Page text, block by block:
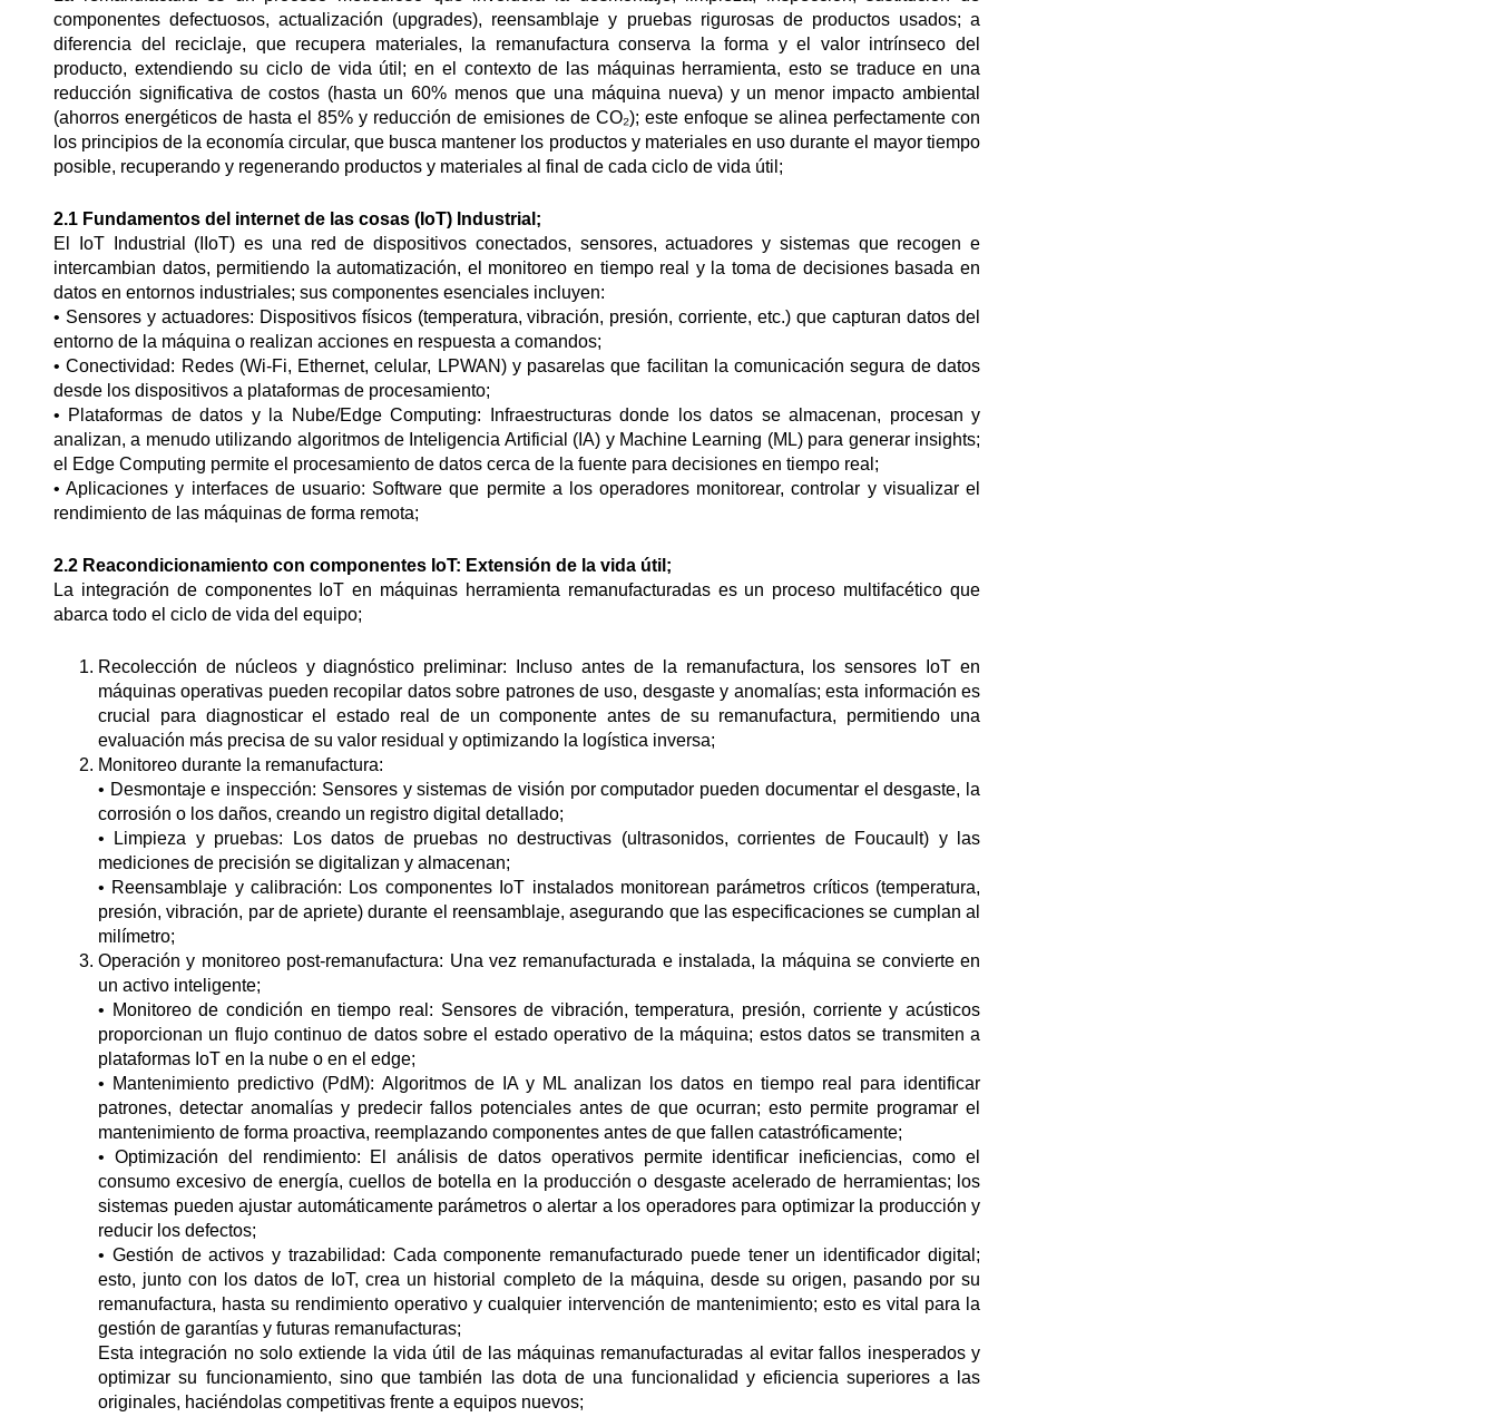
componentes defectuosos, actualización (upgrades), reensamblaje y pruebas rigurosas de productos usados; a
diferencia del reciclaje, que recupera materiales, la remanufactura conserva la forma y el valor intrínseco del
producto, extendiendo su ciclo de vida útil; en el contexto de las máquinas herramienta, esto se traduce en una
reducción significativa de costos (hasta un 60% menos que una máquina nueva) y un menor impacto ambiental
(ahorros energéticos de hasta el 85% y reducción de emisiones de CO₂); este enfoque se alinea perfectamente con
los principios de la economía circular, que busca mantener los productos y materiales en uso durante el mayor tiempo
posible, recuperando y regenerando productos y materiales al final de cada ciclo de vida útil;
2.1 Fundamentos del internet de las cosas (IoT) Industrial;
El IoT Industrial (IIoT) es una red de dispositivos conectados, sensores, actuadores y sistemas que recogen e
intercambian datos, permitiendo la automatización, el monitoreo en tiempo real y la toma de decisiones basada en
datos en entornos industriales; sus componentes esenciales incluyen:
• Sensores y actuadores: Dispositivos físicos (temperatura, vibración, presión, corriente, etc.) que capturan datos del
entorno de la máquina o realizan acciones en respuesta a comandos;
• Conectividad: Redes (Wi-Fi, Ethernet, celular, LPWAN) y pasarelas que facilitan la comunicación segura de datos
desde los dispositivos a plataformas de procesamiento;
• Plataformas de datos y la Nube/Edge Computing: Infraestructuras donde los datos se almacenan, procesan y
analizan, a menudo utilizando algoritmos de Inteligencia Artificial (IA) y Machine Learning (ML) para generar insights;
el Edge Computing permite el procesamiento de datos cerca de la fuente para decisiones en tiempo real;
• Aplicaciones y interfaces de usuario: Software que permite a los operadores monitorear, controlar y visualizar el
rendimiento de las máquinas de forma remota;
2.2 Reacondicionamiento con componentes IoT: Extensión de la vida útil;
La integración de componentes IoT en máquinas herramienta remanufacturadas es un proceso multifacético que
abarca todo el ciclo de vida del equipo;
Recolección de núcleos y diagnóstico preliminar: Incluso antes de la remanufactura, los sensores IoT en
máquinas operativas pueden recopilar datos sobre patrones de uso, desgaste y anomalías; esta información es
crucial para diagnosticar el estado real de un componente antes de su remanufactura, permitiendo una
evaluación más precisa de su valor residual y optimizando la logística inversa;
Monitoreo durante la remanufactura:
• Desmontaje e inspección: Sensores y sistemas de visión por computador pueden documentar el desgaste, la
corrosión o los daños, creando un registro digital detallado;
• Limpieza y pruebas: Los datos de pruebas no destructivas (ultrasonidos, corrientes de Foucault) y las
mediciones de precisión se digitalizan y almacenan;
• Reensamblaje y calibración: Los componentes IoT instalados monitorean parámetros críticos (temperatura,
presión, vibración, par de apriete) durante el reensamblaje, asegurando que las especificaciones se cumplan al
milímetro;
Operación y monitoreo post-remanufactura: Una vez remanufacturada e instalada, la máquina se convierte en
un activo inteligente;
• Monitoreo de condición en tiempo real: Sensores de vibración, temperatura, presión, corriente y acústicos
proporcionan un flujo continuo de datos sobre el estado operativo de la máquina; estos datos se transmiten a
plataformas IoT en la nube o en el edge;
• Mantenimiento predictivo (PdM): Algoritmos de IA y ML analizan los datos en tiempo real para identificar
patrones, detectar anomalías y predecir fallos potenciales antes de que ocurran; esto permite programar el
mantenimiento de forma proactiva, reemplazando componentes antes de que fallen catastróficamente;
• Optimización del rendimiento: El análisis de datos operativos permite identificar ineficiencias, como el
consumo excesivo de energía, cuellos de botella en la producción o desgaste acelerado de herramientas; los
sistemas pueden ajustar automáticamente parámetros o alertar a los operadores para optimizar la producción y
reducir los defectos;
• Gestión de activos y trazabilidad: Cada componente remanufacturado puede tener un identificador digital;
esto, junto con los datos de IoT, crea un historial completo de la máquina, desde su origen, pasando por su
remanufactura, hasta su rendimiento operativo y cualquier intervención de mantenimiento; esto es vital para la
gestión de garantías y futuras remanufacturas;
Esta integración no solo extiende la vida útil de las máquinas remanufacturadas al evitar fallos inesperados y
optimizar su funcionamiento, sino que también las dota de una funcionalidad y eficiencia superiores a las
originales, haciéndolas competitivas frente a equipos nuevos;